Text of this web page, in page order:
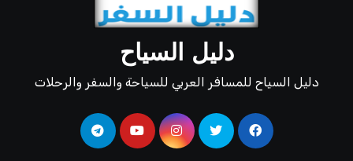
دليل السياح
دليل السياح للمسافر العربي للسياحة والسفر والرحلات